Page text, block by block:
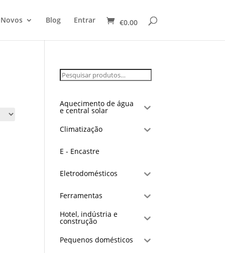
Blog Entrar €0.00
Aquecimento de água
e central solar
Climatização
E - Encastre
Eletrodomésticos
Ferramentas
Hotel, indústria e
construção
Pequenos domésticos